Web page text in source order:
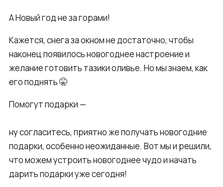
А Новый год не за горами!
Кажется, снега за окном не достаточно, чтобы
наконец появилось новогоднее настроение и
желание готовить тазики оливье. Но мы знаем, как
его поднять 🤫
Помогут подарки —
ну согласитесь, приятно же получать новогодние
подарки, особенно неожиданные. Вот мы и решили,
что можем устроить новогоднее чудо и начать
дарить подарки уже сегодня!